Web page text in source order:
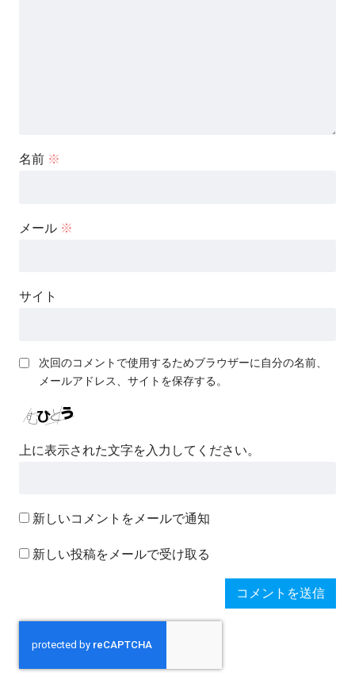
名前 ※
メール ※
サイト
次回のコメントで使用するためブラウザーに自分の名前、
メールアドレス、サイトを保存する。
上に表示された文字を入力してください。
新しいコメントをメールで通知
新しい投稿をメールで受け取る